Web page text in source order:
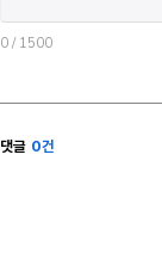
0 / 1500
댓글 0건